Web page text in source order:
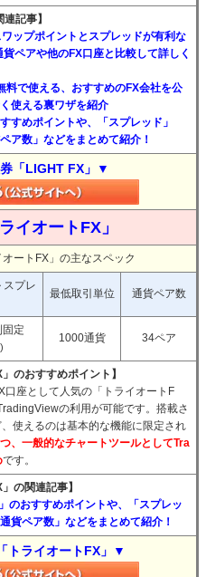
記事】
ップポイントとスプレッドが有利な
ペアや他のFX口座と比較して詳しく
で使える、おすすめのFX会社を公
使える裏ワザを紹介
すめポイントや、「スプレッド」
ア数」などをまとめて紹介！
「LIGHT FX」▼
イオートFX」
ートFX」の主なスペック
スプレ
最低取引単位 通貨ペア数
定
1000通貨 34ペア
のおすすめポイント】
座として人気の「トライオートF
の利用が可能です。搭載さ
使えるのは基本的な機能に限定され
、一般的なチャートツールとしてTra
です。
の関連記事】
のおすすめポイントや、「スプレッ
貨ペア数」などをまとめて紹介！
トライオートFX」▼